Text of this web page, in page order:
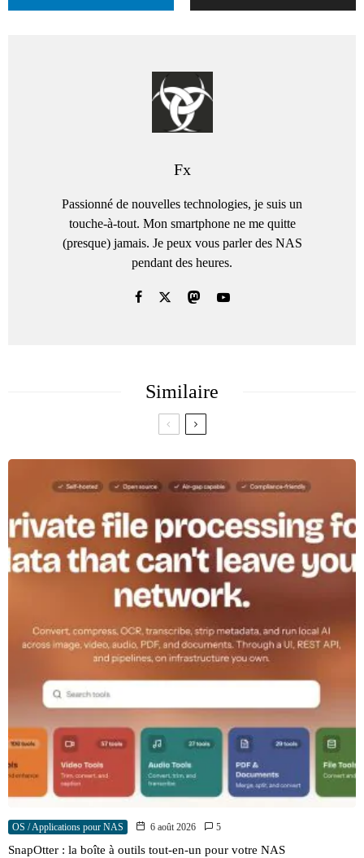
Fx
Passionné de nouvelles technologies, je suis un
touche-à-tout. Mon smartphone ne me quitte
(presque) jamais. Je peux vous parler des NAS
pendant des heures.
Similaire
OS / Applications pour NAS 6 août 2026 5
SnapOtter : la boîte à outils tout-en-un pour votre NAS